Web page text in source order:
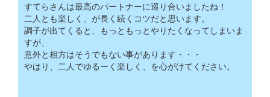
すてらさんは最高のパートナーに巡り合いましたね！
二人とも楽しく、が長く続くコツだと思います。
調子が出てくると、もっともっとやりたくなってしまいま
すが、
意外と相方はそうでもない事があります・・・
やはり、二人でゆるーく楽しく、を心がけてください。